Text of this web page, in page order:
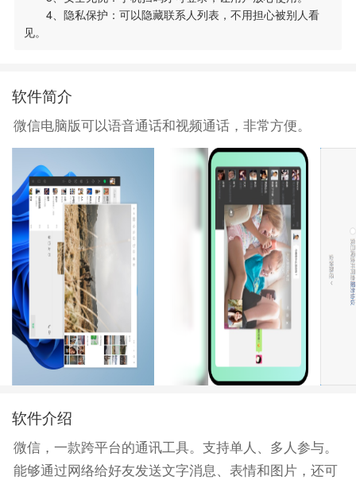
4、隐私保护：可以隐藏联系人列表，不用担心被别人看
见。
软件简介
微信电脑版可以语音通话和视频通话，非常方便。
软件介绍
微信，一款跨平台的通讯工具。支持单人、多人参与。
能够通过网络给好友发送文字消息、表情和图片，还可